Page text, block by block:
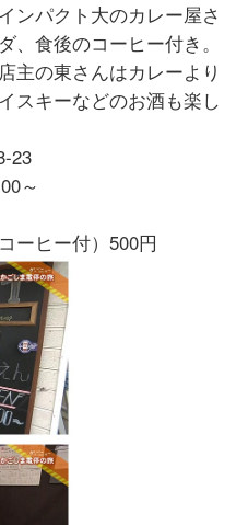
ンパクト大のカレー屋さ
、食後のコーヒー付き。
主の東さんはカレーより
スキーなどのお酒も楽し
23
～
ヒー付）500円